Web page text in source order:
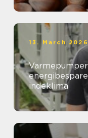
13. March 2026
indeklima